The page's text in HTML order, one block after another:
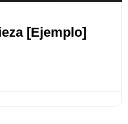
[Ejemplo]